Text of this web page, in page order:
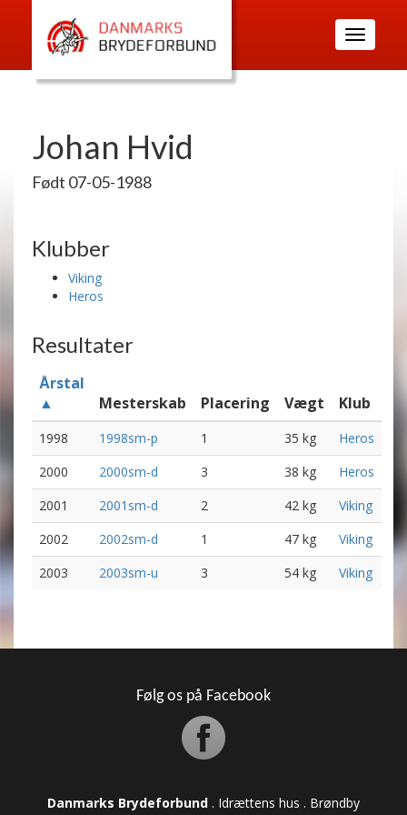
Toggle
navigation
Johan Hvid
Født 07-05-1988
Klubber
Viking
Heros
Resultater
Årstal
▲
Mesterskab Placering Vægt Klub
1998 1998sm-p 1 35 kg
Heros
2000
2000sm-d 3 38 kg
Heros
2001
2001sm-d 2 42 kg
Viking
2002
2002sm-d 1 47 kg
Viking
2003
2003sm-u 3 54 kg Viking
Følg os på Facebook
Danmarks Brydeforbund . Idrættens hus . Brøndby